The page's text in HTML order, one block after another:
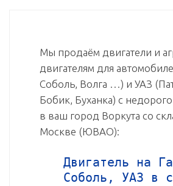
Мы продаём двигатели и
двигателям для
Соболь, Волга …) и УАЗ
Бобик, Буханка) с
в ваш город Воркута со
Москве (ЮВАО):
Двигатель на
Соболь, УАЗ в